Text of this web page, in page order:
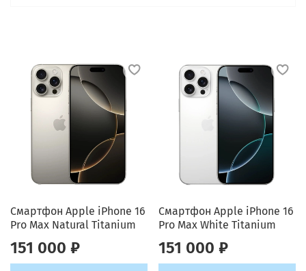
Смартфон Apple iPhone 16
Pro Max Natural Titanium
151 000 ₽
Смартфон Apple iPhone 16
Pro Max White Titanium
151 000 ₽